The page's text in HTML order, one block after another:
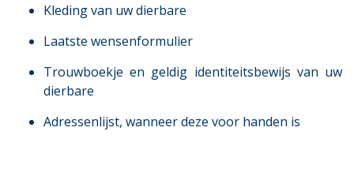
Kleding van uw dierbare
Laatste wensenformulier
Trouwboekje en geldig identiteitsbewijs van uw
dierbare
Adressenlijst, wanneer deze voor handen is